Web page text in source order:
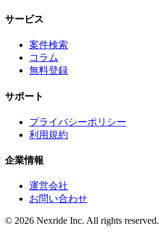
サービス
案件検索
コラム
無料登録
サポート
プライバシーポリシー
利用規約
企業情報
運営会社
お問い合わせ
© 2026 Nexride Inc. All rights reserved.